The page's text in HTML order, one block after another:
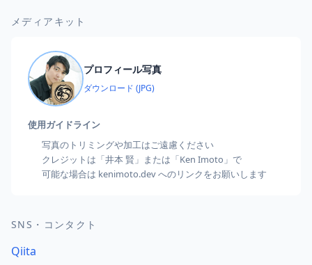
メディアキット
プロフィール写真
ダウンロード (JPG)
使用ガイドライン
写真のトリミングや加工はご遠慮ください
クレジットは「井本 賢」または「Ken Imoto」で
可能な場合は kenimoto.dev へのリンクをお願いします
SNS・コンタクト
Qiita